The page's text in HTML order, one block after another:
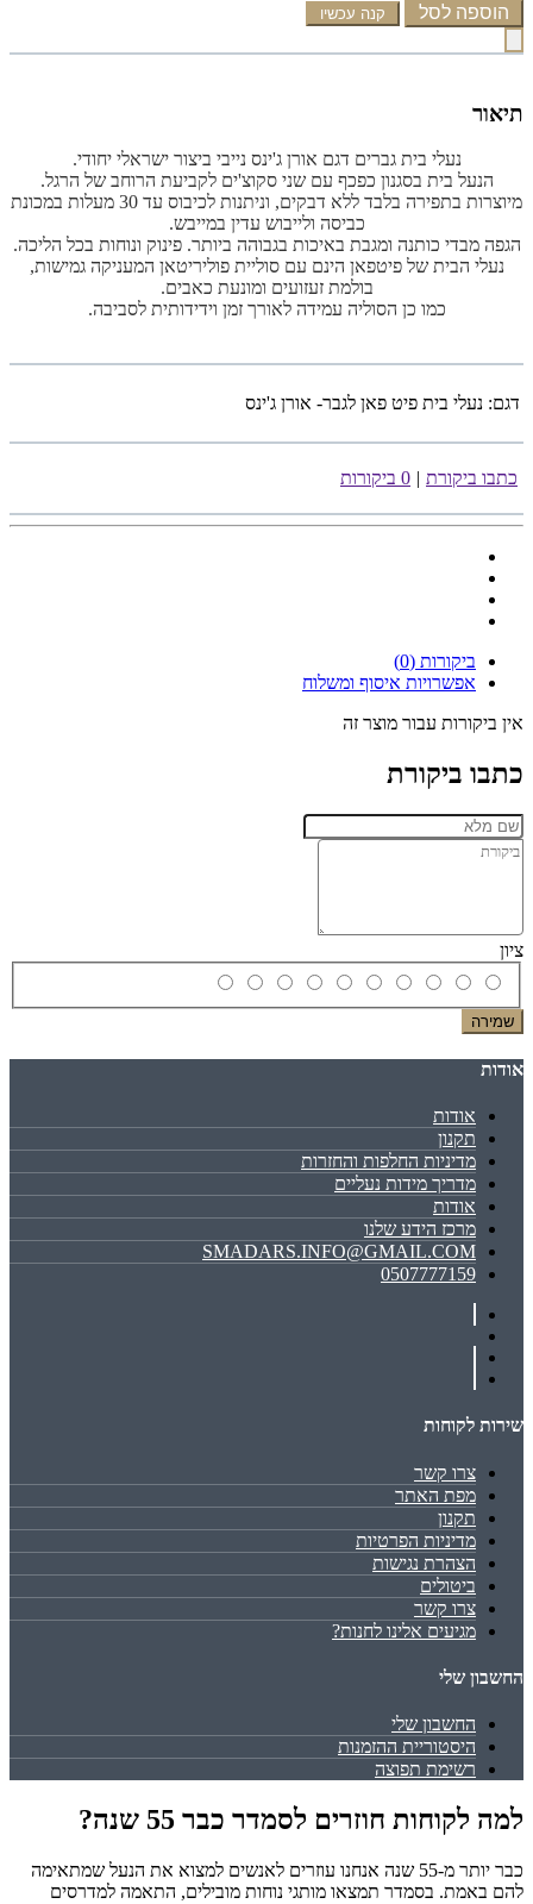
הוספה לסל קנה עכשיו
תיאור
נעלי בית גברים דגם אורן ג'ינס נייבי ביצור ישראלי יחודי.
הנעל בית בסגנון כפכף עם שני סקוצ'ים לקביעת הרוחב של הרגל.
מיוצרות בתפירה בלבד ללא דבקים, וניתנות לכיבוס עד 30 מעלות במכונת
כביסה ולייבוש עדין במייבש.
הגפה מבדי כותנה ומגבת באיכות בגבוהה ביותר. פינוק ונוחות בכל הליכה.
נעלי הבית של פיטפאן הינם עם סוליית פוליריטאן המעניקה גמישות,
בולמת זעזועים ומונעת כאבים.
כמו כן הסוליה עמידה לאורך זמן וידידותית לסביבה.
דגם: נעלי בית פיט פאן לגבר- אורן ג'ינס
כתבו ביקורת | 0 ביקורות
ביקורות (0)
אפשרויות איסוף ומשלוח
אין ביקורות עבור מוצר זה
כתבו ביקורת
ציון
שמירה
אודות
אודות
תקנון
מדיניות החלפות והחזרות
מדריך מידות נעליים
אודות
מרכז הידע שלנו
SMADARS.INFO@GMAIL.COM
0507777159
שירות לקוחות
צרו קשר
מפת האתר
תקנון
מדיניות הפרטיות
הצהרת נגישות
ביטולים
צרו קשר
מגיעים אלינו לחנות?
החשבון שלי
החשבון שלי
היסטוריית ההזמנות
רשימת תפוצה
למה לקוחות חוזרים לסמדר כבר 55 שנה?
כבר יותר מ-55 שנה אנחנו עוזרים לאנשים למצוא את הנעל שמתאימה
להם באמת. בסמדר תמצאו מותגי נוחות מובילים, התאמה למדרסים